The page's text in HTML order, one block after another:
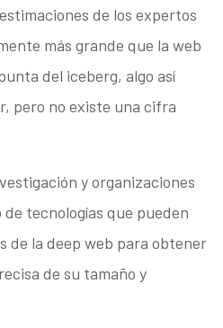
de los expertos
más grande que la web
del iceberg, algo así
pero no existe una cifra
y organizaciones
tecnologías que pueden
de la deep web para obtener
de su tamaño y